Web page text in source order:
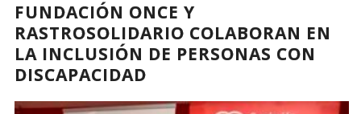
FUNDACIÓN ONCE Y
RASTROSOLIDARIO COLABORAN EN
LA INCLUSIÓN DE PERSONAS CON
DISCAPACIDAD